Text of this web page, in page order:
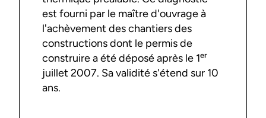
est fourni par le maître d'ouvrage à
l'achèvement des chantiers des
constructions dont le permis de
construire a été déposé après le 1ᵉʳ
juillet 2007. Sa validité s'étend sur 10
ans.